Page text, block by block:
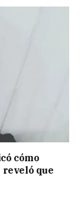
cómo
reveló que